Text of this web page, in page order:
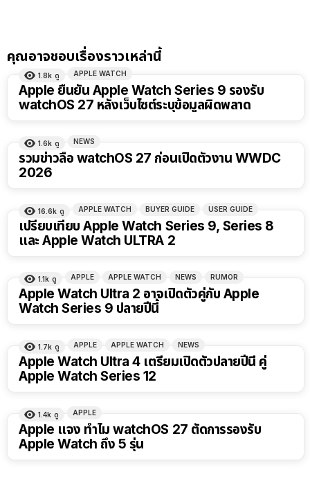
คุณอาจชอบเรื่องราวเหล่านี้
1.8k ดู APPLE WATCH
Apple ยืนยัน Apple Watch Series 9 รองรับ
watchOS 27 หลังเว็บไซต์ระบุข้อมูลผิดพลาด
1.6k ดู NEWS
รวมข่าวลือ watchOS 27 ก่อนเปิดตัวงาน WWDC
2026
16.6k ดู APPLE WATCH BUYER GUIDE USER GUIDE
เปรียบเทียบ Apple Watch Series 9, Series 8
และ Apple Watch ULTRA 2
1.1k ดู APPLE APPLE WATCH NEWS RUMOR
Apple Watch Ultra 2 อาจเปิดตัวคู่กับ Apple
Watch Series 9 ปลายปีนี้
1.7k ดู APPLE APPLE WATCH NEWS
Apple Watch Ultra 4 เตรียมเปิดตัวปลายปีนี้ คู่
Apple Watch Series 12
1.4k ดู APPLE
Apple แจง ทำไม watchOS 27 ตัดการรองรับ
Apple Watch ถึง 5 รุ่น